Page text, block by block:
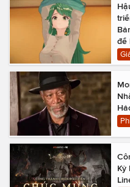
để
Kỷ